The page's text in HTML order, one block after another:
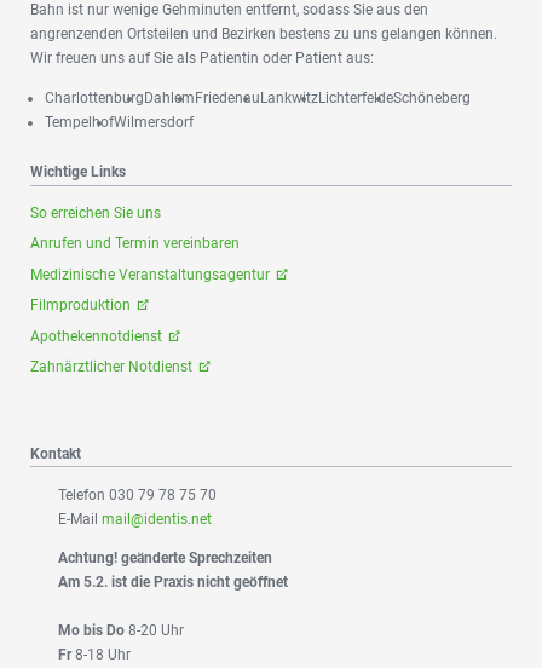
Bahn ist nur wenige Gehminuten entfernt, sodass Sie aus den
angrenzenden Ortsteilen und Bezirken bestens zu uns gelangen können.
Wir freuen uns auf Sie als Patientin oder Patient aus:
CharlottenburgDahlemFriedenauLankwitzLichterfeldeSchöneberg
TempelhofWilmersdorf
Wichtige Links
So erreichen Sie uns
Anrufen und Termin vereinbaren
Medizinische Veranstaltungsagentur
Filmproduktion
Apothekennotdienst
Zahnärztlicher Notdienst
Kontakt
Telefon 030 79 78 75 70
E-Mail mail@identis.net
Achtung! geänderte Sprechzeiten
Am 5.2. ist die Praxis nicht geöffnet
Mo bis Do8-20 Uhr
Fr8-18 Uhr